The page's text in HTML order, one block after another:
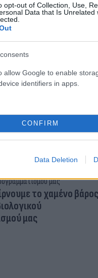
opt-out of Collection, Use,
Data that Is
allow Google to enable
identifiers in apps.
CONFIRM
Data Deletion
στην παρουσίαση του
κόσμου στο γήπεδο
(video)
το χαμένο
μας